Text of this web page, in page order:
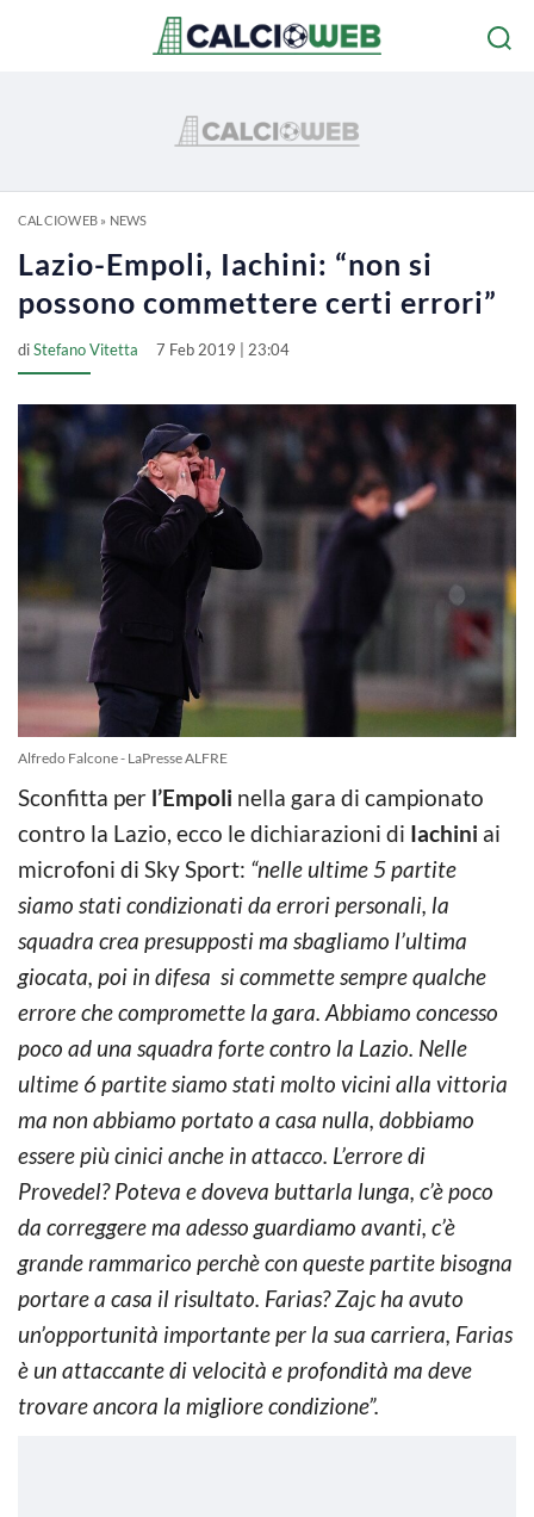
CALCIOWEB» NEWS
Lazio-Empoli, Iachini: “non si
possono commettere certi errori”
diStefano Vitetta 7 Feb 2019 | 23:04
Alfredo Falcone - LaPresse ALFRE
Sconfitta per l’Empoli nella gara di campionato
contro la Lazio, ecco le dichiarazioni di Iachini ai
microfoni di Sky Sport: “nelle ultime 5 partite
siamo stati condizionati da errori personali, la
squadra crea presupposti ma sbagliamo l’ultima
giocata, poi in difesa si commette sempre qualche
errore che compromette la gara. Abbiamo concesso
poco ad una squadra forte contro la Lazio. Nelle
ultime 6 partite siamo stati molto vicini alla vittoria
ma non abbiamo portato a casa nulla, dobbiamo
essere più cinici anche in attacco. L’errore di
Provedel? Poteva e doveva buttarla lunga, c’è poco
da correggere ma adesso guardiamo avanti, c’è
grande rammarico perchè con queste partite bisogna
portare a casa il risultato. Farias? Zajc ha avuto
un’opportunità importante per la sua carriera, Farias
è un attaccante di velocità e profondità ma deve
trovare ancora la migliore condizione”.